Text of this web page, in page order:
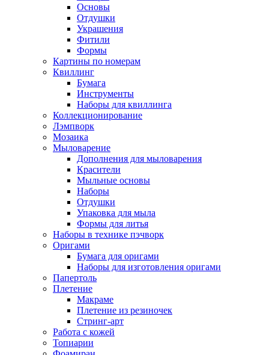
Основы
Отдушки
Украшения
Фитили
Формы
Картины по номерам
Квиллинг
Бумага
Инструменты
Наборы для квиллинга
Коллекционирование
Лэмпворк
Мозаика
Мыловарение
Дополнения для мыловарения
Красители
Мыльные основы
Наборы
Отдушки
Упаковка для мыла
Формы для литья
Наборы в технике пэчворк
Оригами
Бумага для оригами
Наборы для изготовления оригами
Папертоль
Плетение
Макраме
Плетение из резиночек
Стринг-арт
Работа с кожей
Топиарии